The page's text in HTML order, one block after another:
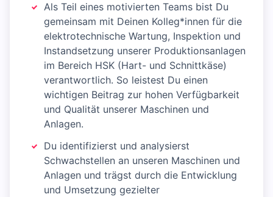
Als Teil eines motivierten Teams bist Du
gemeinsam mit Deinen Kolleg*innen für die
elektrotechnische Wartung, Inspektion und
Instandsetzung unserer Produktionsanlagen
im Bereich HSK (Hart- und Schnittkäse)
verantwortlich. So leistest Du einen
wichtigen Beitrag zur hohen Verfügbarkeit
und Qualität unserer Maschinen und
Anlagen.
Du identifizierst und analysierst
Schwachstellen an unseren Maschinen und
Anlagen und trägst durch die Entwicklung
und Umsetzung gezielter